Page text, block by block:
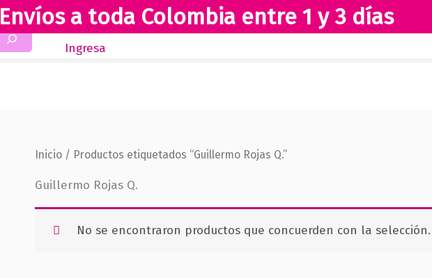
Envíos a toda Colombia entre 1 y 3 días
Inicio Novedades Revista Club Lectores Tienda
Ingresa
Inicio / Productos etiquetados “Guillermo Rojas Q.”
Guillermo Rojas Q.
No se encontraron productos que concuerden con la selección.